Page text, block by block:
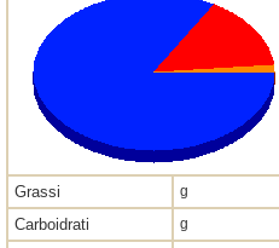
Grassi g
Carboidrati g